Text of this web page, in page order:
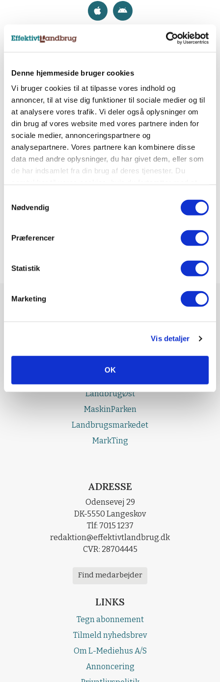
Denne hjemmeside bruger cookies
Vi bruger cookies til at tilpasse vores indhold og
annoncer, til at vise dig funktioner til sociale medier og til
at analysere vores trafik. Vi deler også oplysninger om
din brug af vores website med vores partnere inden for
sociale medier, annonceringspartnere og
analysepartnere. Vores partnere kan kombinere disse
data med andre oplysninger, du har givet dem, eller som
de har indsamlet fra din brug af deres tjenester. Du
Nødvendig
Præferencer
Statistik
Marketing
Vis detaljer
OK
Nyhedsbreve
Tilmeld dig et af vores nyhedsbreve, og få
Tilmeld nyhedsbrev
Sociale medier
Følg os på Facebook, LinkedIn og Instagram og få
alle landbrugets vigtigste nyheder.
LandbrugØst
MaskinParken
Landbrugsmarkedet
MarkTing
ADRESSE
Odensevej 29
DK-5550 Langeskov
Tlf: 7015 1237
redaktion@effektivtlandbrug.dk
CVR: 28704445
Find medarbejder
LINKS
Tegn abonnement
Tilmeld nyhedsbrev
Om L-Mediehus A/S
Annoncering